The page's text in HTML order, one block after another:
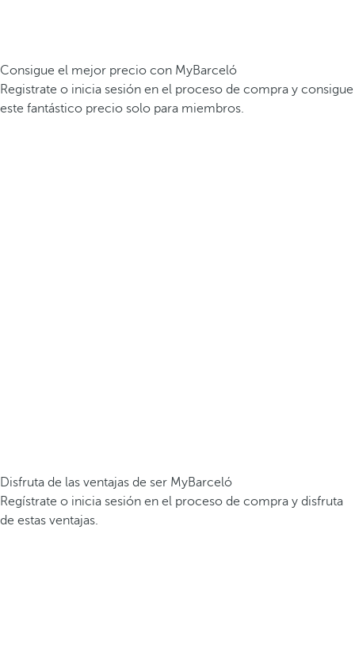
Consigue el mejor precio con MyBarceló
Registrate o inicia sesión en el proceso de compra y consigue
este fantástico precio solo para miembros.
Disfruta de las ventajas de ser MyBarceló
Regístrate o inicia sesión en el proceso de compra y disfruta
de estas ventajas.